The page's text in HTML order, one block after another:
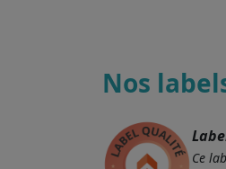
Nos
Ce